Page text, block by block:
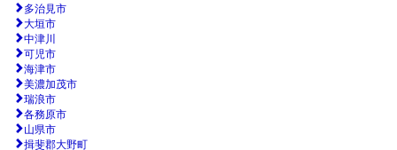
多治見市
大垣市
中津川
可児市
海津市
美濃加茂市
瑞浪市
各務原市
山県市
揖斐郡大野町